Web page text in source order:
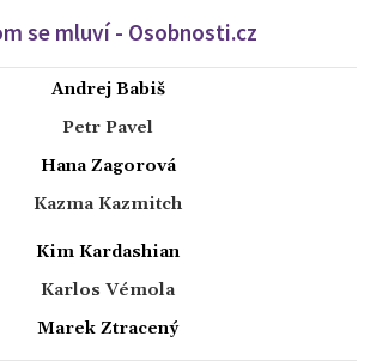
se mluví - Osobnosti.cz
Andrej Babiš
Petr Pavel
Hana Zagorová
Kazma Kazmitch
Kim Kardashian
Karlos Vémola
Marek Ztracený